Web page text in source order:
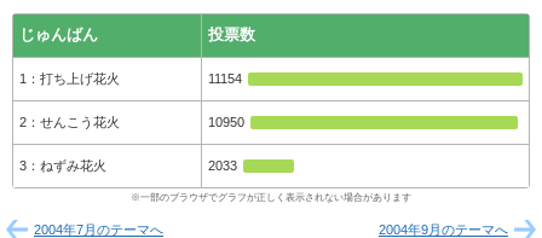
じゅんばん 投票数
打ち上げ花火 11154
せんこう花火 10950
ねずみ花火 2033
2004年7月のテーマへ 2004年9月のテーマへ